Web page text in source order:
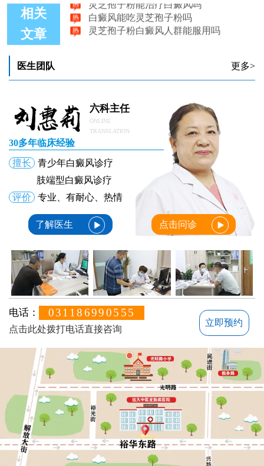
相关
文章
白癜风能吃灵芝孢子粉吗
灵芝孢子粉白癜风人群能服用吗
白癜风吃灵芝孢子粉对治疗管用吗
医生团队 更多>
六科主任
ONLINE
TRANSLATION
30多年临床经验
擅长
青少年白癜风诊疗
肢端型白癜风诊疗
评价
专业、有耐心、热情
了解医生 点击问诊
电话： 031186990555
点击此处拨打电话直接咨询
立即预约